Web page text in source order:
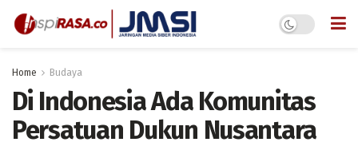
Home Budaya
Di Indonesia Ada Komunitas
Persatuan Dukun Nusantara